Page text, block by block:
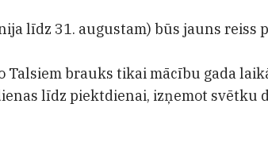
līdz 31. augustam) būs jauns reiss
brauks tikai mācību gada
līdz piektdienai, izņemot svētku